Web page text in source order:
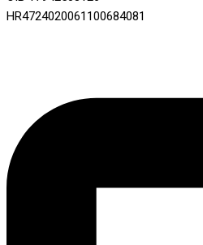
HR4724020061100684081